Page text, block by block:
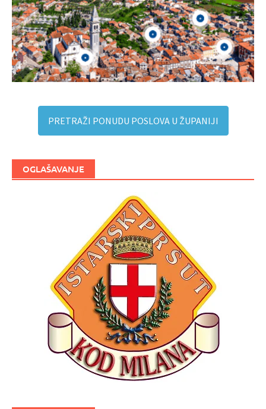
PRETRAŽI PONUDU POSLOVA U ŽUPANIJI
OGLAŠAVANJE